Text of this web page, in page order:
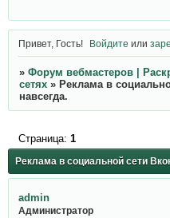
Привет, Гость! Войдите или
» Форум вебмастеров |
сетях » Реклама в
навсегда.
Реклама в социальной сети
Страница: 1
admin
Администратор